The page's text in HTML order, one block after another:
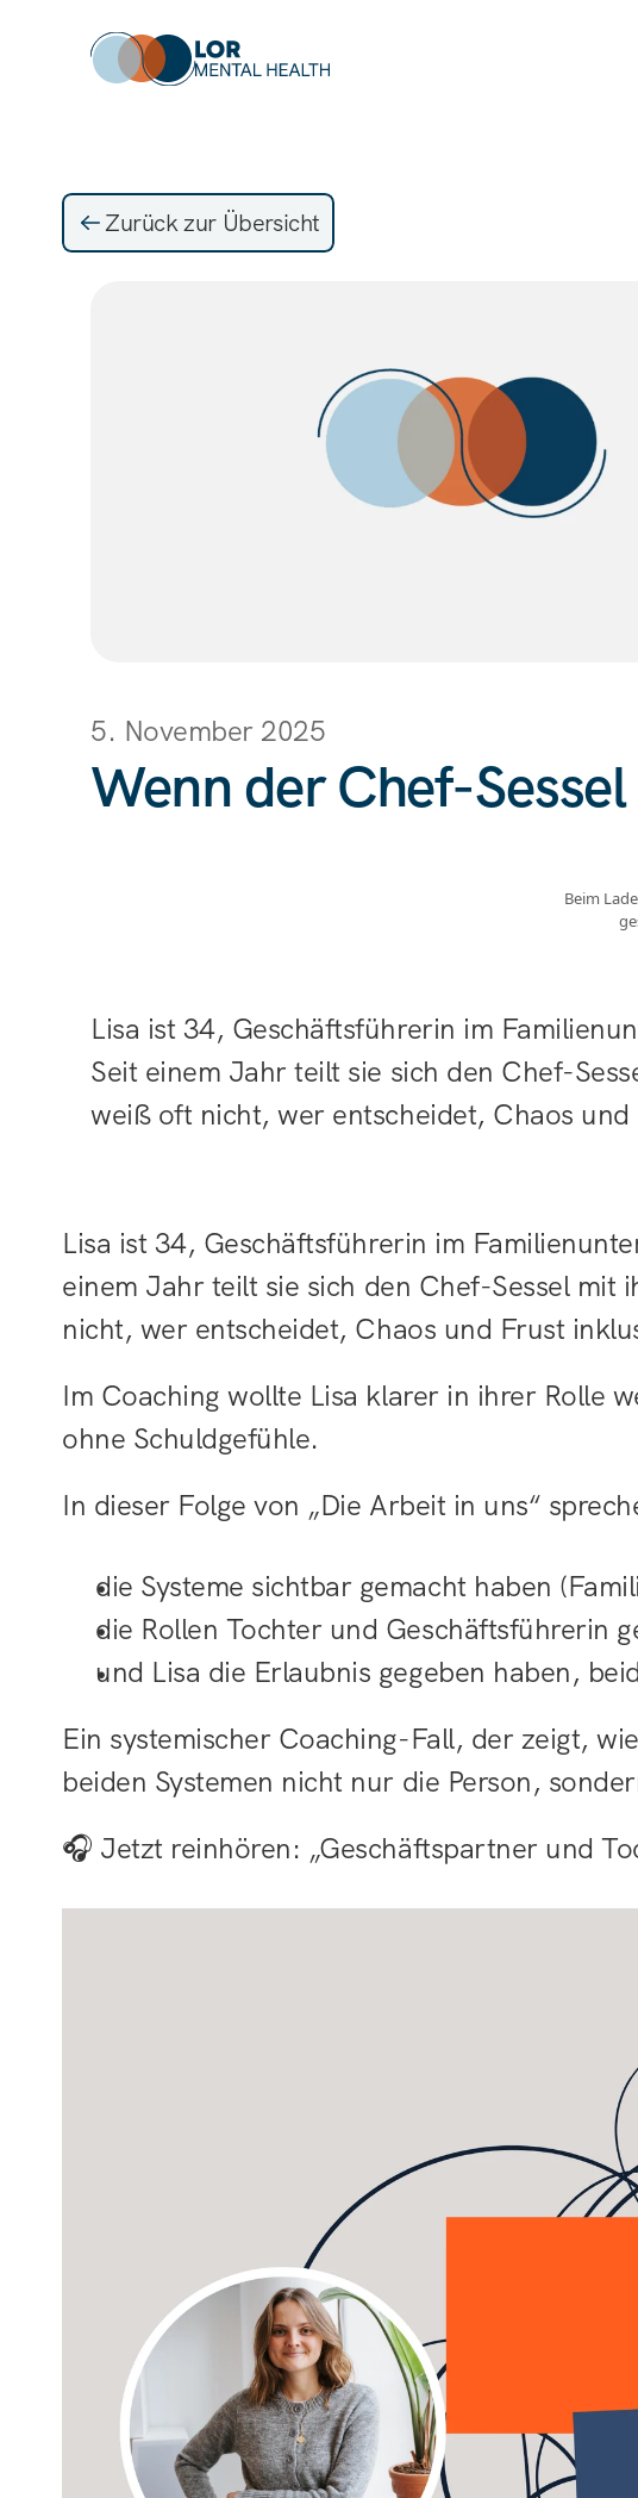
Zurück zur Übersicht
5. November 2025
Wenn der Chef-
Beim
Lisa ist 34, Geschäftsführerin im
Seit einem Jahr teilt sie sich den Chef-
Lisa ist 34, Geschäftsführerin im
einem Jahr teilt sie sich den Chef-Sessel
nicht, wer entscheidet, Chaos und Frust
Im Coaching wollte Lisa klarer in ihrer Rolle
ohne Schuldgefühle.
In dieser Folge von „Die Arbeit in uns“
die Systeme sichtbar gemacht haben
die Rollen Tochter und Geschäftsführerin
und Lisa die Erlaubnis gegeben haben,
Ein systemischer Coaching-Fall, der zeigt,
beiden Systemen nicht nur die Person,
🎧 Jetzt reinhören: „Geschäftspartner und